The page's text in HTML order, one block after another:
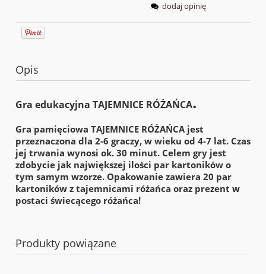
dodaj opinię
Opis
Gra edukacyjna TAJEMNICE RÓŻAŃCA.
Gra pamięciowa TAJEMNICE RÓŻAŃCA jest
przeznaczona dla 2-6 graczy, w wieku od 4-7 lat. Czas
jej trwania wynosi ok. 30 minut. Celem gry jest
zdobycie jak największej ilości par kartoników o
tym samym wzorze. Opakowanie zawiera 20 par
kartoników z tajemnicami różańca oraz prezent w
postaci świecącego różańca!
Produkty powiązane